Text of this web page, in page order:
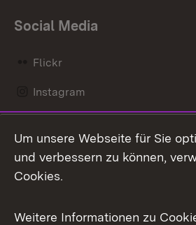
Social Media
Flickr
Instagram
Mastodon
Messenger
Social Wall
Um unsere Webseite für Sie
und verbessern zu können,
Cookies.
Weitere Informationen zu